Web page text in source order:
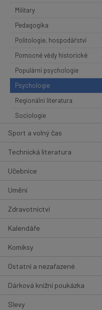
Military
Pedagogika
Politologie, hospodářství
Pomocné vědy historické
Populární psychologie
Psychologie
Regionální literatura
Sociologie
Sport a volný čas
Technická literatura
Učebnice
Umění
Zdravotnictví
Kalendáře
Komiksy
Ostatní a nezařazené
Dárková knižní poukázka
Slevy